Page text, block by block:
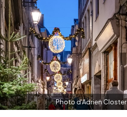
Photo d'Adrien Closter